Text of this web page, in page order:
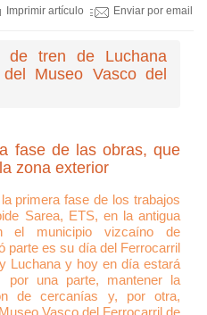
Imprimir artículo Enviar por email
de tren de Luchana
Museo Vasco del
fase de las obras, que
zona exterior
primera fase de los trabajos
Sarea, ETS, en la antigua
el municipio vizcaíno de
parte es su día del Ferrocarril
Luchana y hoy en día estará
una parte, mantener la
de cercanías y, por otra,